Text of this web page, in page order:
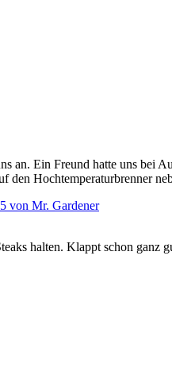
an. Ein Freund hatte uns bei
den Hochtemperaturbrenner
halten. Klappt schon ganz